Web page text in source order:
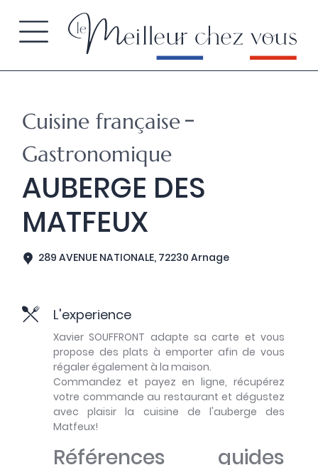
Cuisine française-
Gastronomique
AUBERGE DES
MATFEUX
289 AVENUE NATIONALE, 72230 Arnage
L'experience
Xavier SOUFFRONT adapte sa carte et vous
propose des plats à emporter afin de vous
régaler également à la maison.
Commandez et payez en ligne, récupérez
votre commande au restaurant et dégustez
avec plaisir la cuisine de l'auberge des
Matfeux!
Références guides